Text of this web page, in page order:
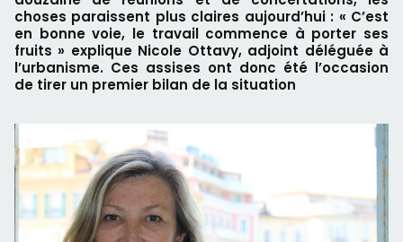
choses paraissent plus claires aujourd’hui : « C’est
en bonne voie, le travail commence à porter ses
fruits » explique Nicole Ottavy, adjoint déléguée à
l’urbanisme. Ces assises ont donc été l’occasion
de tirer un premier bilan de la situation